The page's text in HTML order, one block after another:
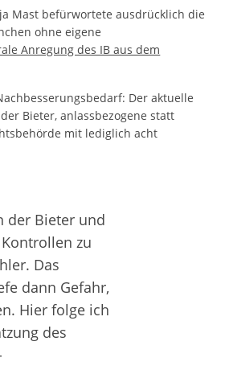
Mast befürwortete ausdrücklich die
ohne eigene
Anregung des IB aus dem
Der aktuelle
Bieter, anlassbezogene statt
mit lediglich acht
der Bieter und
zu
Das
dann Gefahr,
Hier folge ich
des